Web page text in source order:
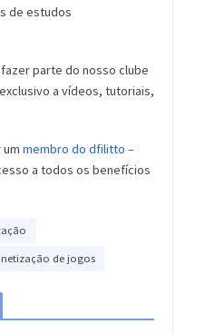
de estudos
parte do nosso clube
a vídeos, tutoriais,
membro do dfilitto –
a todos os benefícios
de jogos